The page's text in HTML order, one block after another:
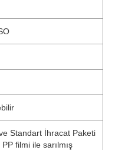
Standart İhracat Paketi
filmi ile sarılmış